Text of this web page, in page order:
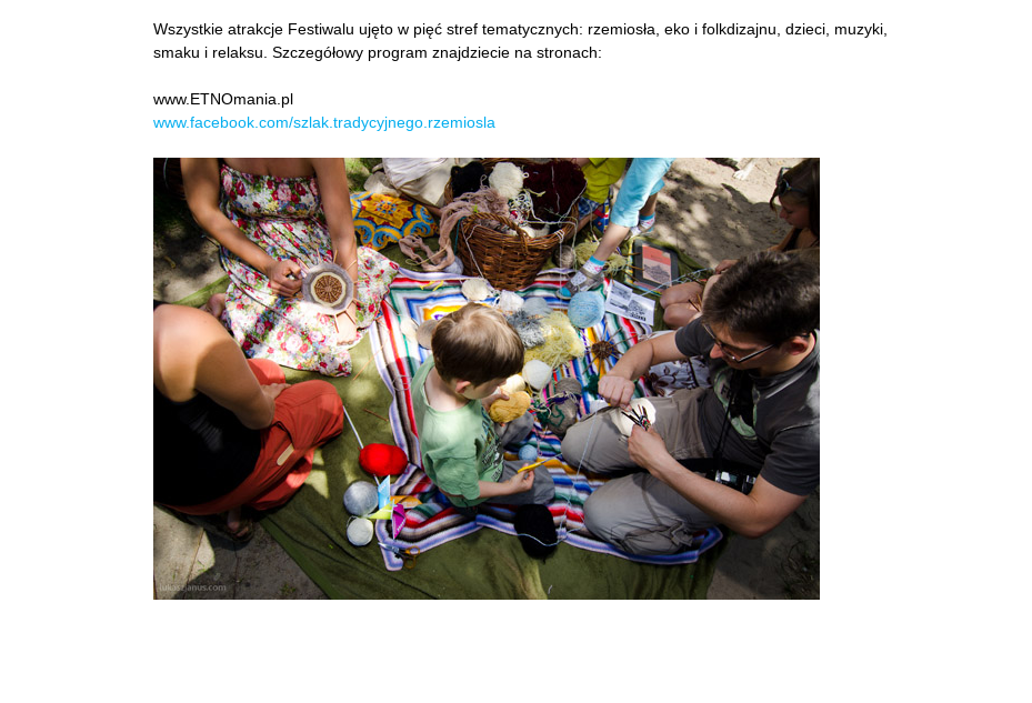
Wszystkie atrakcje Festiwalu ujęto w pięć stref tematycznych: rzemiosła, eko i folkdizajnu, dzieci, muzyki,
smaku i relaksu. Szczegółowy program znajdziecie na stronach:
www.ETNOmania.pl
www.facebook.com/szlak.tradycyjnego.rzemiosla